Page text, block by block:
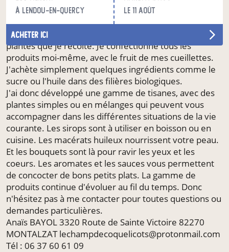
à Lendou-en-Quercy
le 11 août
acheter ici
nécessaire pour trouver des lieux plus isolés ou des
plantes spécifiques.
Un séchoir autoconstruit me permet de sécher les
plantes que je récolte. Je confectionne tous les
produits moi-même, avec le fruit de mes cueillettes.
J'achète simplement quelques ingrédients comme le
sucre ou l'huile dans des filières biologiques.
J'ai donc développé une gamme de tisanes, avec des
plantes simples ou en mélanges qui peuvent vous
accompagner dans les différentes situations de la vie
courante. Les sirops sont à utiliser en boisson ou en
cuisine. Les macérats huileux nourrissent votre peau.
Et les bouquets sont là pour ravir les yeux et les
coeurs. Les aromates et les sauces vous permettent
de concocter de bons petits plats. La gamme de
produits continue d'évoluer au fil du temps. Donc
n'hésitez pas à me contacter pour toutes questions ou
demandes particulières.
Anaïs BAYOL 3320 Route de Sainte Victoire 82270
MONTALZAT lechampdecoquelicots@protonmail.com
Tél : 06 37 60 61 09